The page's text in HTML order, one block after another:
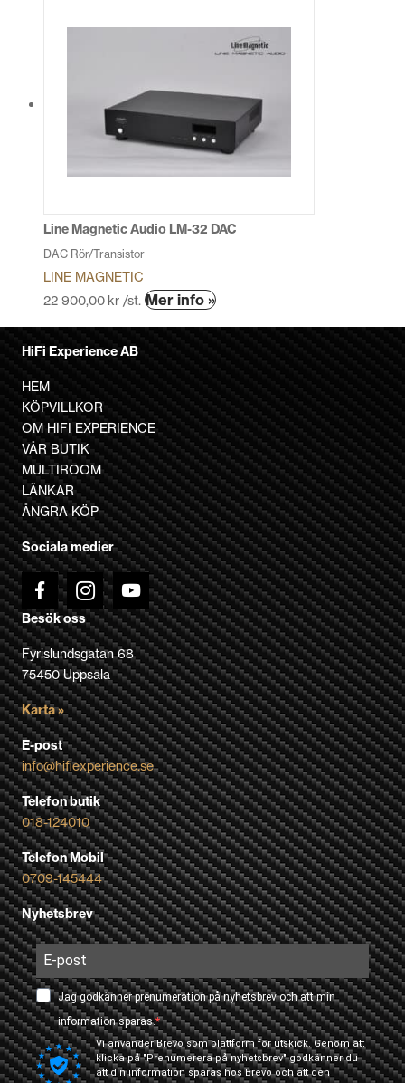
flera
De
olika
alternativen
kan
väljas
produktsidan
Line Magnetic Audio LM-32 DAC
DAC Rör/Transistor
LINE MAGNETIC
22 900,00 kr /st. Mer info »Den
varianter.
De
olika
alternativen
kan
väljas
på
produktsidan
HiFi Experience AB
HEM
KÖPVILLKOR
OM HIFI EXPERIENCE
VÅR BUTIK
MULTIROOM
LÄNKAR
ÅNGRA KÖP
Sociala medier
Besök oss
Fyrislundsgatan 68
75450 Uppsala
Karta »
E-post
info@hifiexperience.se
Telefon butik
018-124010
Telefon Mobil
0709-145444
Nyhetsbrev
Jag godkänner prenumeration på nyhetsbrev och att min
information sparas.
Vi använder Brevo som plattform för utskick. Genom att
klicka på "Prenumerera på nyhetsbrev" godkänner du
att din information sparas hos Brevo och att den